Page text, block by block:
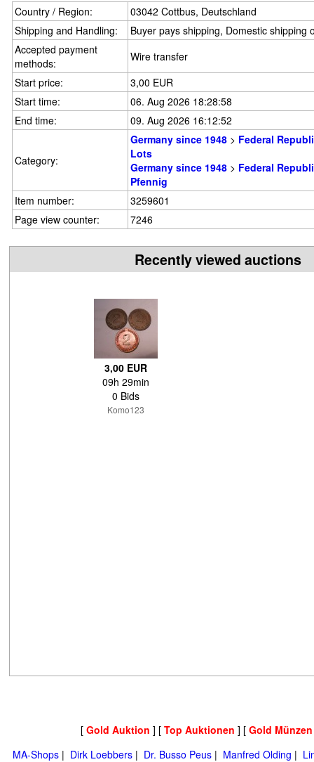
Country / Region:
03042 Cottbus, Deutschland
Shipping and Handling:
Buyer pays shipping, Domestic shipping
Accepted payment
methods:
Wire transfer
Start price:
3,00 EUR
Start time:
06. Aug 2026 18:28:58
End time:
09. Aug 2026 16:12:52
Category:
Germany since 1948 > Federal
Lots
Germany since 1948 > Federal
Pfennig
Item number:
3259601
Page view counter:
7246
Recently viewed auctions
3,00 EUR
09h 29min
0 Bids
Komo123
[ Gold Auktion ] [ Top Auktionen ] [ Gold
MA-Shops | Dirk Loebbers | Dr. Busso Peus | Manfred Olding |